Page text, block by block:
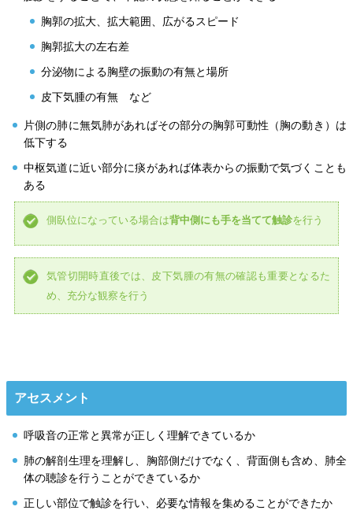
胸郭の拡大、拡大範囲、広がるスピード
胸郭拡大の左右差
分泌物による胸壁の振動の有無と場所
皮下気腫の有無 など
片側の肺に無気肺があればその部分の胸郭可動性（胸の動き）は
低下する
中枢気道に近い部分に痰があれば体表からの振動で気づくことも
ある
側臥位になっている場合は背中側にも手を当てて触診を行う
気管切開時直後では、皮下気腫の有無の確認も重要となるた
め、充分な観察を行う
アセスメント
呼吸音の正常と異常が正しく理解できているか
肺の解剖生理を理解し、胸部側だけでなく、背面側も含め、肺全
体の聴診を行うことができているか
正しい部位で触診を行い、必要な情報を集めることができたか